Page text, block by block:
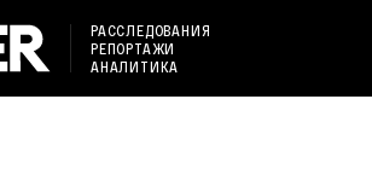
РАССЛЕДОВАНИЯ
РЕПОРТАЖИ
АНАЛИТИКА